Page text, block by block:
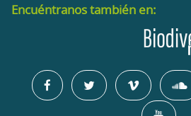
Encuéntranos también en: